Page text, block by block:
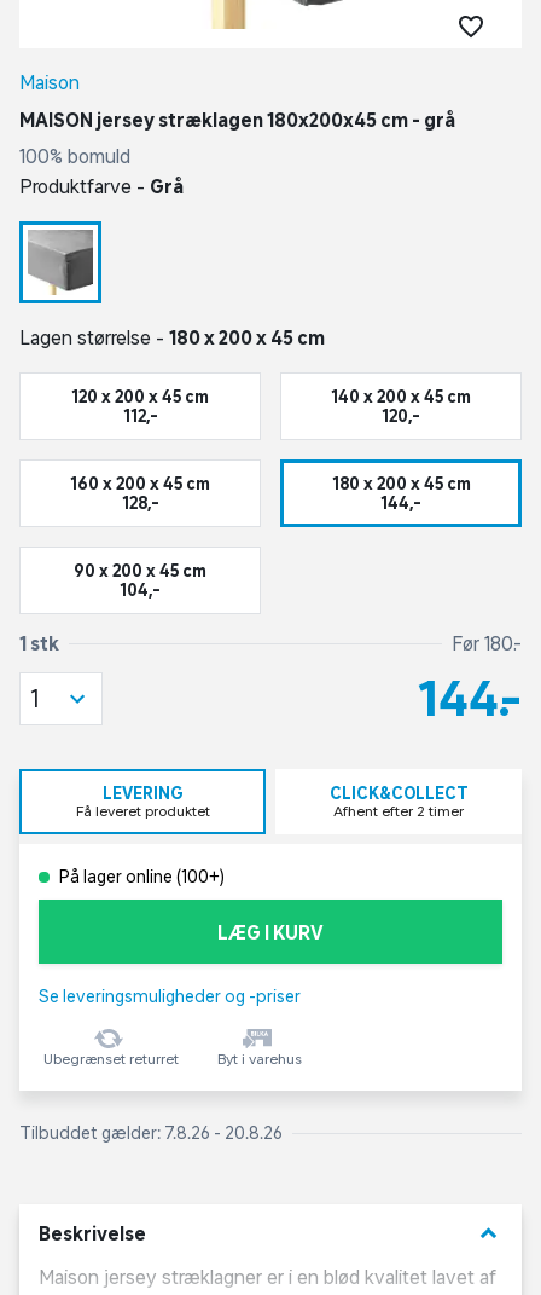
Maison
MAISON jersey stræklagen 180x200x45 cm - grå
100% bomuld
Produktfarve - Grå
Lagen størrelse - 180 x 200 x 45 cm
120 x 200 x 45 cm
112,-
140 x 200 x 45 cm
120,-
160 x 200 x 45 cm
128,-
180 x 200 x 45 cm
144,-
90 x 200 x 45 cm
104,-
1 stk Før 180,-
144,-
1
LEVERING
Få leveret produktet
CLICK&COLLECT
Afhent efter 2 timer
På lager online (100+)
LÆG I KURV
Se leveringsmuligheder og -priser
Ubegrænset returret Byt i varehus
Tilbuddet gælder: 7.8.26 - 20.8.26
Beskrivelse keyboard_arrow_down
Maison jersey stræklagner er i en blød kvalitet lavet af